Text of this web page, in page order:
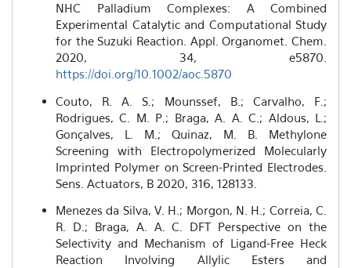
NHC Palladium Complexes: A Combined
Experimental Catalytic and Computational Study
for the Suzuki Reaction. Appl. Organomet. Chem.
2020, 34, e5870.
https://doi.org/10.1002/aoc.5870
Couto, R. A. S.; Mounssef, B.; Carvalho, F.;
Rodrigues, C. M. P.; Braga, A. A. C.; Aldous, L.;
Gonçalves, L. M.; Quinaz, M. B. Methylone
Screening with Electropolymerized Molecularly
Imprinted Polymer on Screen-Printed Electrodes.
Sens. Actuators, B 2020, 316, 128133.
Menezes da Silva, V. H.; Morgon, N. H.; Correia, C.
R. D.; Braga, A. A. C. DFT Perspective on the
Selectivity and Mechanism of Ligand-Free Heck
Reaction Involving Allylic Esters and